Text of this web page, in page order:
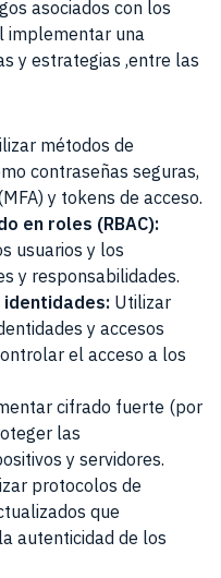
asociados con los
implementar una
y estrategias ,entre las
métodos de
contraseñas seguras,
y tokens de acceso.
en roles (RBAC):
usuarios y los
y responsabilidades.
Utilizar
y accesos
el acceso a los
cifrado fuerte (por
las
y servidores.
protocolos de
que
autenticidad de los